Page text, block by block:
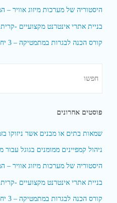
היסטוריה של מערכות מיזוג אוויר –
בניית אתרי אינטרנט מקצועיים -
קורס הכנה לבגרות במתמטיקה – 3 יחידות לימוד
פוסטים אחרונים
שמאות בתים או מבנים אשר ניזוקו
ניהול קמפיינים ממומנים בגוגל עבור
היסטוריה של מערכות מיזוג אוויר –
בניית אתרי אינטרנט מקצועיים -
קורס הכנה לבגרות במתמטיקה – 3 יחידות לימוד